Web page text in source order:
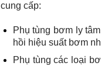
cung cấp:
Phụ tùng bơm ly
hồi hiệu suất bơm
Phụ tùng các loại